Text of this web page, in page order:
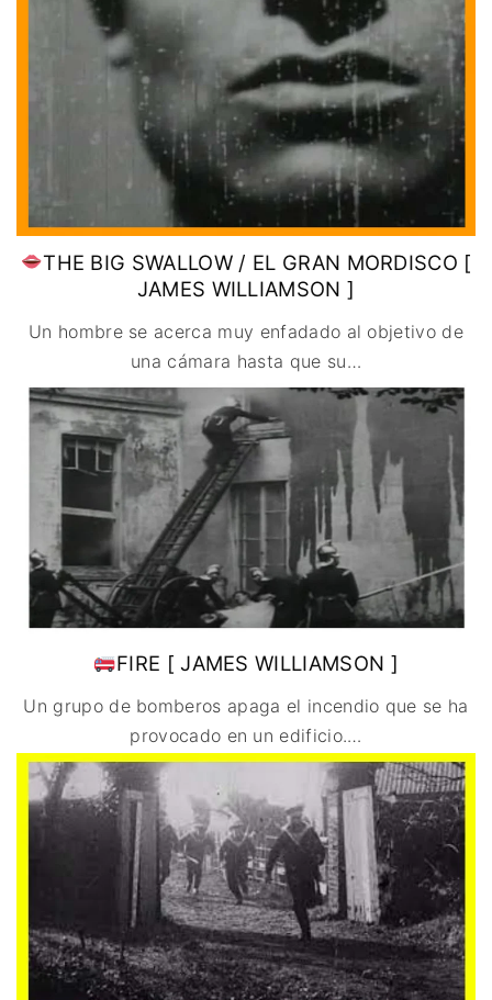
THE BIG SWALLOW / EL GRAN MORDISCO [
JAMES WILLIAMSON ]
Un hombre se acerca muy enfadado al objetivo de
una cámara hasta que su…
FIRE [ JAMES WILLIAMSON ]
Un grupo de bomberos apaga el incendio que se ha
provocado en un edificio.…